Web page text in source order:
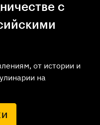
с
от истории и
на